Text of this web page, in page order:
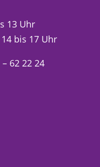
13 Uhr
bis 17 Uhr
62 22 24